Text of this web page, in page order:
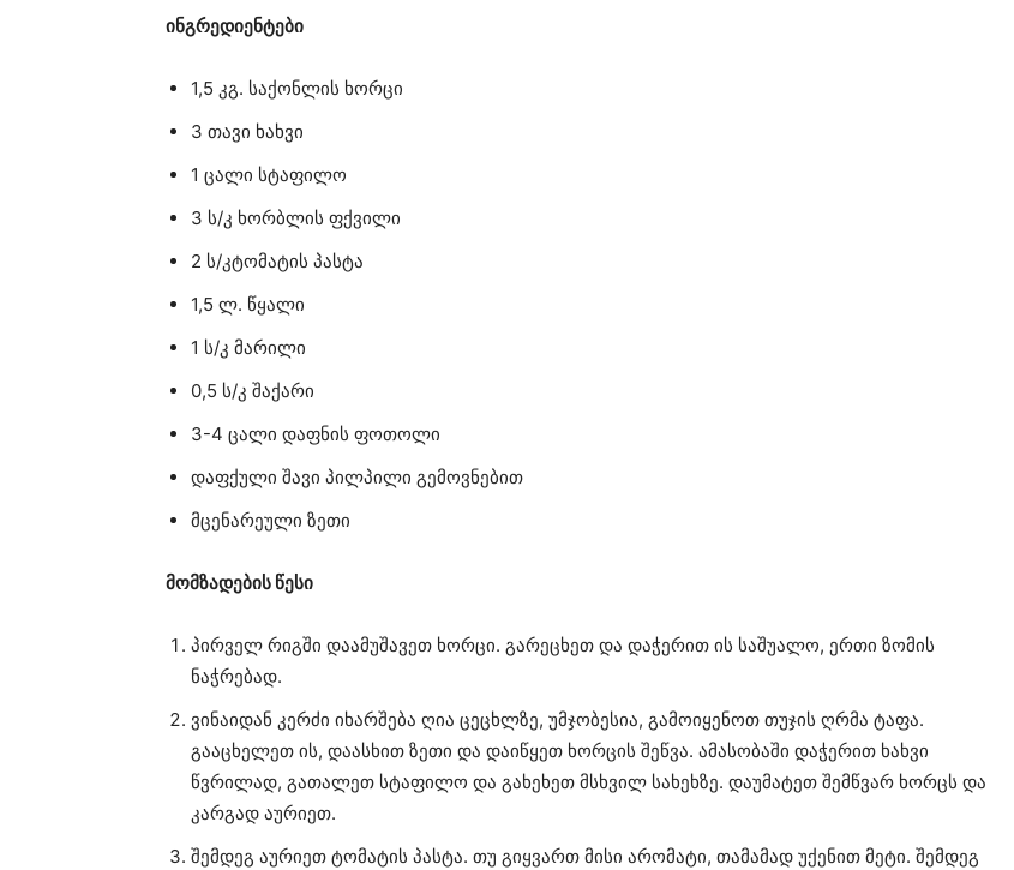
ინგრედიენტები
1,5 კგ. საქონლის ხორცი
3 თავი ხახვი
1 ცალი სტაფილო
3 ს/კ ხორბლის ფქვილი
2 ს/კტომატის პასტა
1,5 ლ. წყალი
1 ს/კ მარილი
0,5 ს/კ შაქარი
3-4 ცალი დაფნის ფოთოლი
დაფქული შავი პილპილი გემოვნებით
მცენარეული ზეთი
მომზადების წესი
პირველ რიგში დაამუშავეთ ხორცი. გარეცხეთ და დაჭერით ის საშუალო, ერთი ზომის
ნაჭრებად.
ვინაიდან კერძი იხარშება ღია ცეცხლზე, უმჯობესია, გამოიყენოთ თუჯის ღრმა ტაფა.
გააცხელეთ ის, დაასხით ზეთი და დაიწყეთ ხორცის შეწვა. ამასობაში დაჭერით ხახვი
წვრილად, გათალეთ სტაფილო და გახეხეთ მსხვილ სახეხზე. დაუმატეთ შემწვარ ხორცს და
კარგად აურიეთ.
შემდეგ აურიეთ ტომატის პასტა. თუ გიყვართ მისი არომატი, თამამად უქენით მეტი. შემდეგ